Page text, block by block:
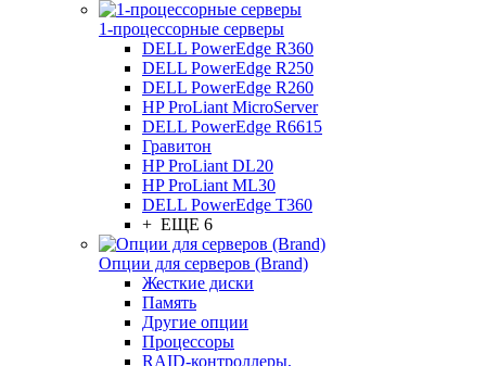
1-процессорные серверы
DELL PowerEdge R360
DELL PowerEdge R250
DELL PowerEdge R260
HP ProLiant MicroServer
DELL PowerEdge R6615
Гравитон
HP ProLiant DL20
HP ProLiant ML30
DELL PowerEdge T360
+ ЕЩЕ 6
Опции для серверов (Brand)
Жесткие диски
Память
Другие опции
Процессоры
RAID-контроллеры,